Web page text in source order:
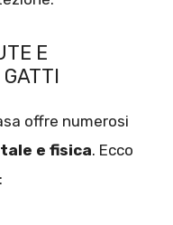
E
offre numerosi
e fisica. Ecco